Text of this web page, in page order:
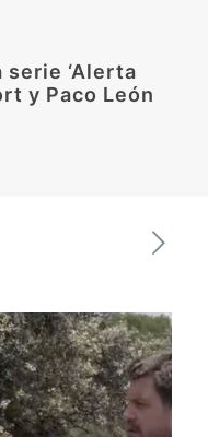
‘Alerta
y Paco León